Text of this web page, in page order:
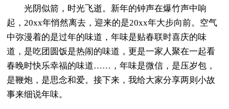
光阴似箭，时光飞逝。新年的钟声在爆竹声中响
起，20xx年悄然离去，迎来的是20xx年大步向前。空气
中弥漫着的是过年的味道，年味是贴春联时喜庆的味
道，是吃团圆饭是热闹的味道，更是一家人聚在一起看
春晚时快乐幸福的味道……，年味是微信，是压岁包，
是鞭炮，是思念和爱。接下来，我给大家分享两则小故
事来细说年味。